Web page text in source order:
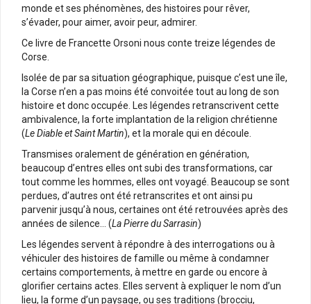
monde et ses phénomènes, des histoires pour rêver,
s’évader, pour aimer, avoir peur, admirer.
Ce livre de Francette Orsoni nous conte treize légendes de
Corse.
Isolée de par sa situation géographique, puisque c’est une île,
la Corse n’en a pas moins été convoitée tout au long de son
histoire et donc occupée. Les légendes retranscrivent cette
ambivalence, la forte implantation de la religion chrétienne
(Le Diable et Saint Martin), et la morale qui en découle.
Transmises oralement de génération en génération,
beaucoup d’entres elles ont subi des transformations, car
tout comme les hommes, elles ont voyagé. Beaucoup se sont
perdues, d’autres ont été retranscrites et ont ainsi pu
parvenir jusqu’à nous, certaines ont été retrouvées après des
années de silence… (La Pierre du Sarrasin)
Les légendes servent à répondre à des interrogations ou à
véhiculer des histoires de famille ou même à condamner
certains comportements, à mettre en garde ou encore à
glorifier certains actes. Elles servent à expliquer le nom d’un
lieu, la forme d’un paysage, ou ses traditions (brocciu,